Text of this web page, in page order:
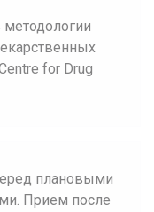
for Drug
плановыми
Прием после